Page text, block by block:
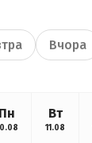
Вчора
Пн Вт
11.08